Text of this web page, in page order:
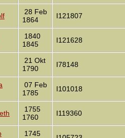
28 Feb
1864
I121807
1840
1845
I121628
21 Okt
1790
I78148
07 Feb
1785
I101018
1755
1760
I119360
1745